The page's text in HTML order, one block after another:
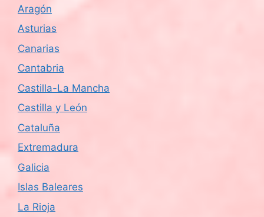
Aragón
Asturias
Canarias
Cantabria
Castilla-La Mancha
Castilla y León
Cataluña
Extremadura
Galicia
Islas Baleares
La Rioja